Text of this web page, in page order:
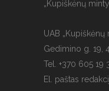
„Kupiškėnų
UAB „Kupiškėnų
Gedimino g. 19,
Tel. +370 605 19
El. paštas